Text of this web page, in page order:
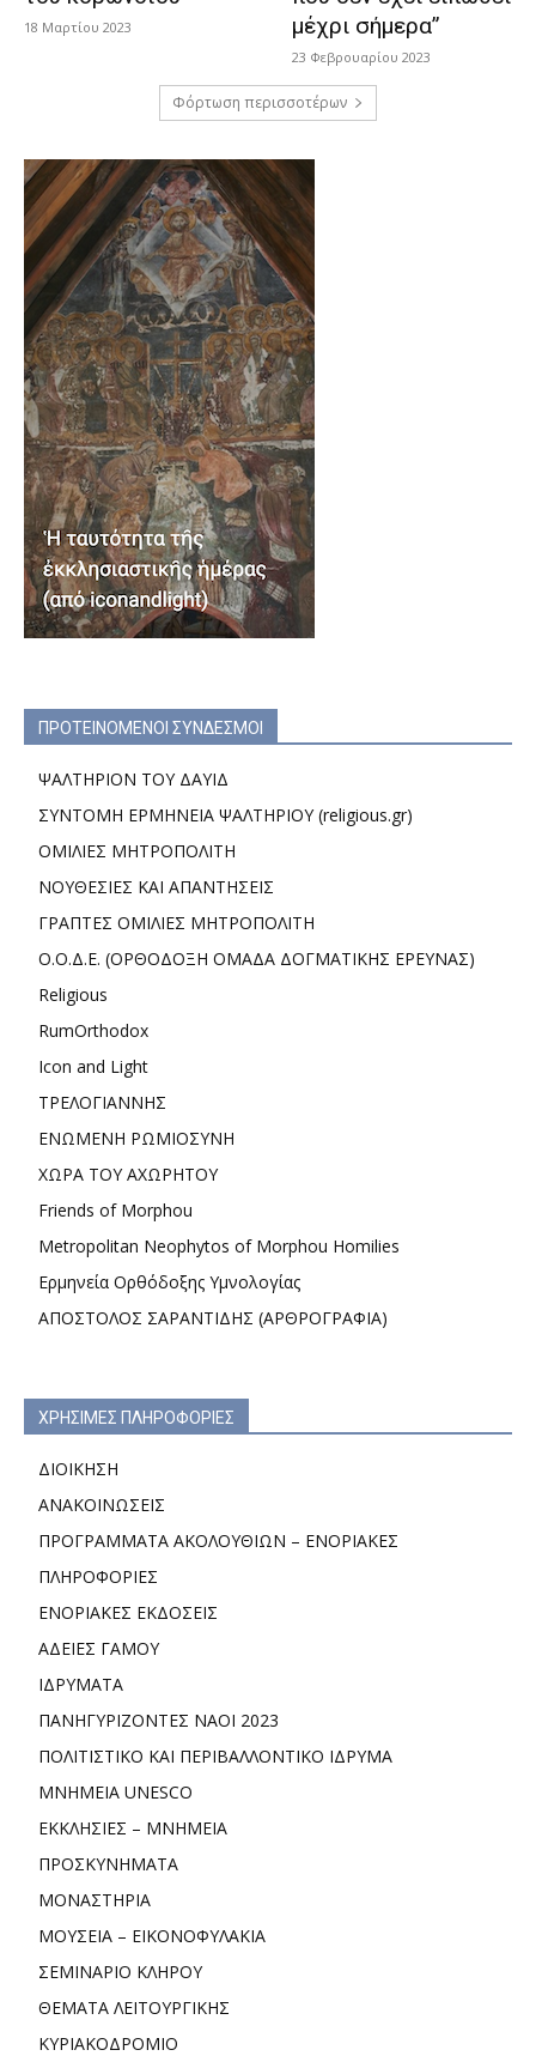
18 Μαρτίου 2023
μέχρι σήμερα”
23 Φεβρουαρίου 2023
Φόρτωση περισσοτέρων
ΠΡΟΤΕΙΝΟΜΕΝΟΙ ΣΥΝΔΕΣΜΟΙ
ΨΑΛΤΗΡΙΟΝ ΤΟΥ ΔΑΥΙΔ
ΣΥΝΤΟΜΗ ΕΡΜΗΝΕΙΑ ΨΑΛΤΗΡΙΟΥ (religious.gr)
ΟΜΙΛΙΕΣ ΜΗΤΡΟΠΟΛΙΤΗ
ΝΟΥΘΕΣΙΕΣ ΚΑΙ ΑΠΑΝΤΗΣΕΙΣ
ΓΡΑΠΤΕΣ ΟΜΙΛΙΕΣ ΜΗΤΡΟΠΟΛΙΤΗ
Ο.Ο.Δ.Ε. (ΟΡΘΟΔΟΞΗ ΟΜΑΔΑ ΔΟΓΜΑΤΙΚΗΣ ΕΡΕΥΝΑΣ)
Religious
RumOrthodox
Icon and Light
ΤΡΕΛΟΓΙΑΝΝΗΣ
ΕΝΩΜΕΝΗ ΡΩΜΙΟΣΥΝΗ
ΧΩΡΑ ΤΟΥ ΑΧΩΡΗΤΟΥ
Friends of Morphou
Metropolitan Neophytos of Morphou Homilies
Ερμηνεία Ορθόδοξης Υμνολογίας
ΑΠΟΣΤΟΛΟΣ ΣΑΡΑΝΤΙΔΗΣ (ΑΡΘΡΟΓΡΑΦΙΑ)
ΧΡΗΣΙΜΕΣ ΠΛΗΡΟΦΟΡΙΕΣ
ΔΙΟΙΚΗΣΗ
ΑΝΑΚΟΙΝΩΣΕΙΣ
ΠΡΟΓΡΑΜΜΑΤΑ ΑΚΟΛΟΥΘΙΩΝ – ΕΝΟΡΙΑΚΕΣ
ΠΛΗΡΟΦΟΡΙΕΣ
ΕΝΟΡΙΑΚΕΣ ΕΚΔΟΣΕΙΣ
ΑΔΕΙΕΣ ΓΑΜΟΥ
ΙΔΡΥΜΑΤΑ
ΠΑΝΗΓΥΡΙΖΟΝΤΕΣ ΝΑΟΙ 2023
ΠΟΛΙΤΙΣΤΙΚΟ ΚΑΙ ΠΕΡΙΒΑΛΛΟΝΤΙΚΟ ΙΔΡΥΜΑ
ΜΝΗΜΕΙΑ UNESCO
ΕΚΚΛΗΣΙΕΣ – ΜΝΗΜΕΙΑ
ΠΡΟΣΚΥΝΗΜΑΤΑ
ΜΟΝΑΣΤΗΡΙΑ
ΜΟΥΣΕΙΑ – ΕΙΚΟΝΟΦΥΛΑΚΙΑ
ΣΕΜΙΝΑΡΙΟ ΚΛΗΡΟΥ
ΘΕΜΑΤΑ ΛΕΙΤΟΥΡΓΙΚΗΣ
ΚΥΡΙΑΚΟΔΡΟΜΙΟ